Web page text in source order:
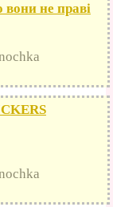
не праві